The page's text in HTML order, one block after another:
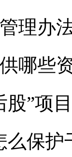
理办
哪些
股”项
么保